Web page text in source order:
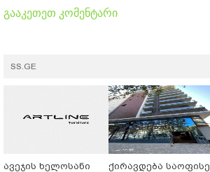
გააკეთეთ კომენტარი
SS.GE
ავეჯის ხელოსანი
ქირავდება საოფისე